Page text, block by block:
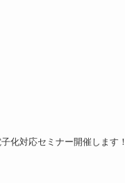
化対応セミナー開催します！